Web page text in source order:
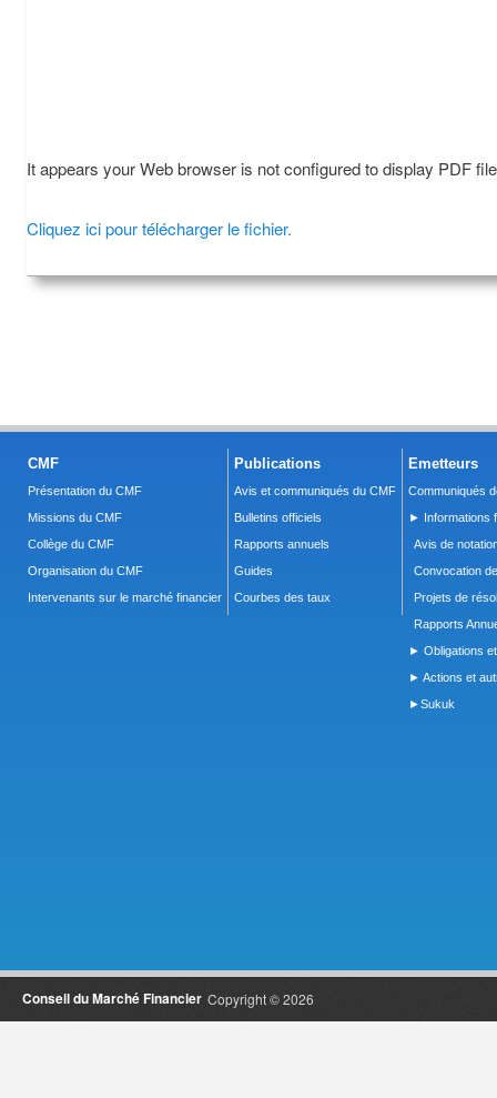
It appears your Web browser is not configured to display PDF
Cliquez ici pour télécharger le fichier.
CMF
Présentation du CMF
Missions du CMF
Collège du CMF
Organisation du CMF
Intervenants sur le marché financier
Publications
Avis et communiqués du CMF
Bulletins officiels
Rapports annuels
Guides
Courbes des taux
Emetteurs
Communiqués
► Informations
Avis de
Convocation
Projets de
Rapports
► Obligations
► Actions et
►Sukuk
Copyright © 2026
Conseil du Marché Financier